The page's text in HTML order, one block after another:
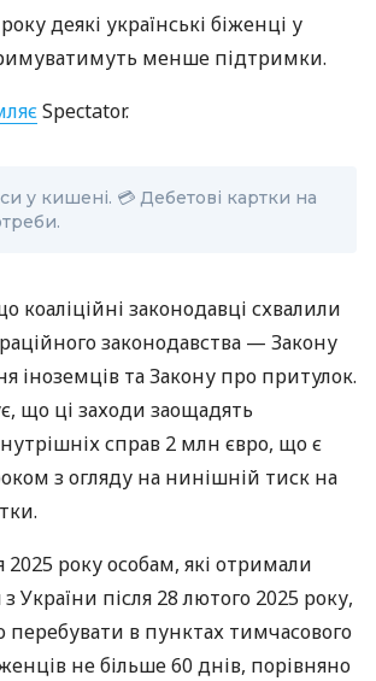
деякі українські біженці у
менше підтримки.
Spectator.
у кишені. 💳 Дебетові картки на
коаліційні законодавці схвалили
законодавства — Закону
іноземців та Закону про притулок.
що ці заходи заощадять
справ 2 млн євро, що є
з огляду на нинішній тиск на
2025 року особам, які отримали
України після 28 лютого 2025 року,
перебувати в пунктах тимчасового
не більше 60 днів, порівняно